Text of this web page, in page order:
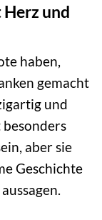
und
haben,
gemacht
und
aber sie
Geschichte